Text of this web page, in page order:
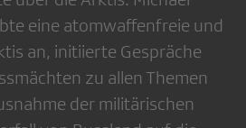
eine atomwaffenfreie und
an, initiierte Gespräche
zu allen Themen
der militärischen